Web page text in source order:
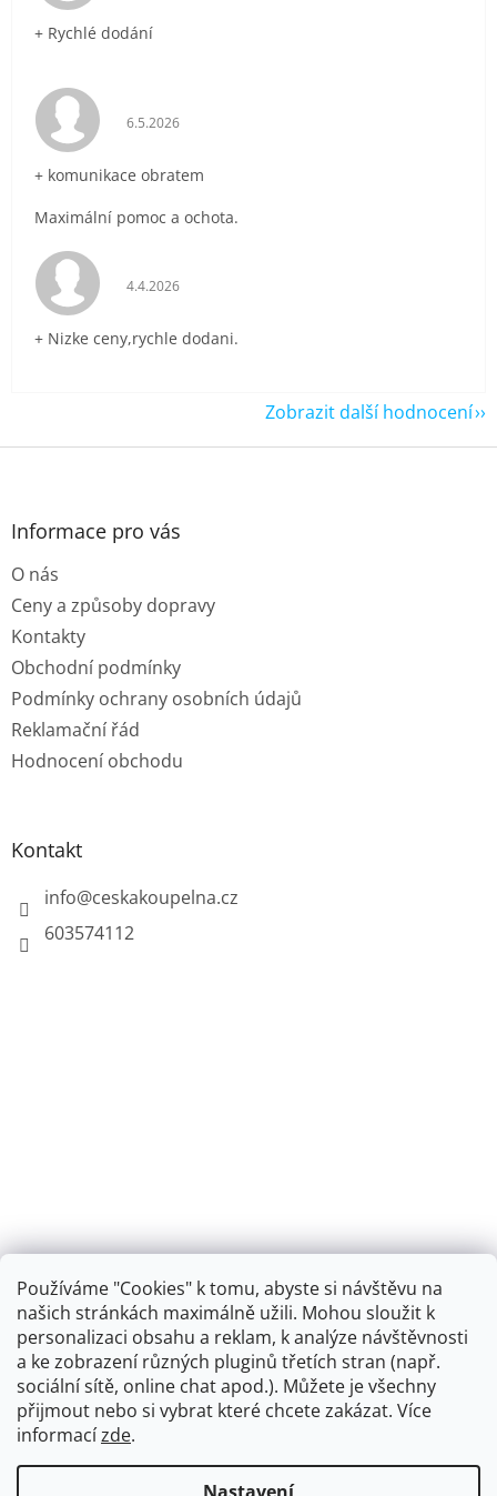
Používáme "Cookies" k tomu, abyste si návštěvu na
našich stránkách maximálně užili. Mohou sloužit k
personalizaci obsahu a reklam, k analýze návštěvnosti
a ke zobrazení různých pluginů třetích stran (např.
sociální sítě, online chat apod.). Můžete je všechny
přijmout nebo si vybrat které chcete zakázat. Více
informacízde.
+ Rychlé dodání
Hodnocení obchodu je 5 z 5 hvězdiček.
6.5.2026
+ komunikace obratem
Maximální pomoc a ochota.
Hodnocení obchodu je 5 z 5 hvězdiček.
4.4.2026
+ Nizke ceny,rychle dodani.
Zobrazit další hodnocení
Z
Informace pro vás
O nás
Ceny a způsoby dopravy
Kontakty
Obchodní podmínky
Podmínky ochrany osobních údajů
Reklamační řád
Hodnocení obchodu
Kontakt
info@ceskakoupelna.cz
603574112
Retro koupelna
Vytvořil Shoptet + plnenieshopu.cz